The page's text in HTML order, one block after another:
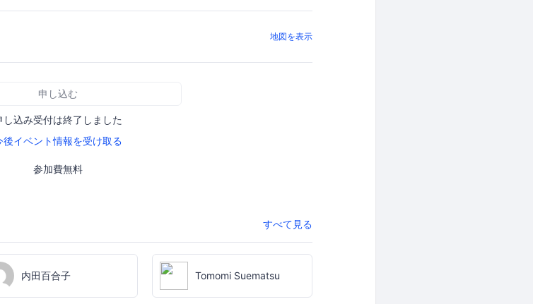
地図を表示
申し込む
し込み受付は終了しました
後イベント情報を受け取る
参加費無料
すべて見る
内田百合子 Tomomi Suematsu